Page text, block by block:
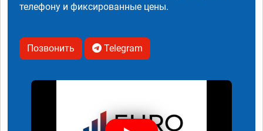
телефону и фиксированные цены.
Позвонить Telegram